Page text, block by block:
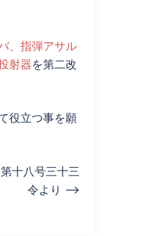
、指弾アサル
射器を第二改
役立つ事を願
十八号三十三
令より –>